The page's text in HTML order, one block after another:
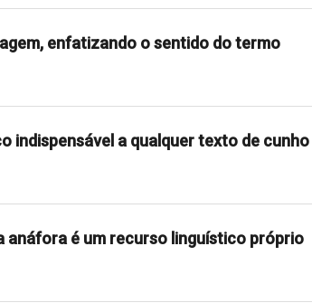
enfatizando o sentido do termo
indispensável a qualquer texto de cunho
anáfora é um recurso linguístico próprio